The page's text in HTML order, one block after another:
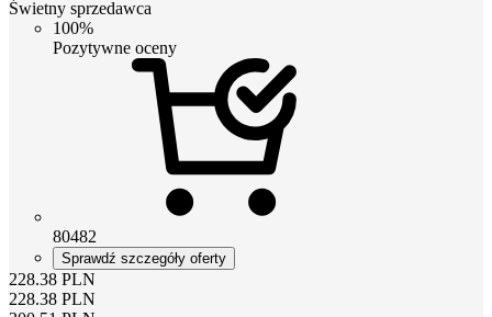
Świetny sprzedawca
100%
Pozytywne oceny
80482
Sprawdź szczegóły oferty
228.38 PLN
228.38 PLN